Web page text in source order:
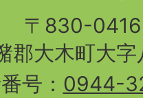
〒830-
郡大木町大
号： 0944-